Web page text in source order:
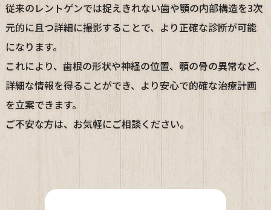
従来のレントゲンでは捉えきれない歯や顎の内部構造を3次
元的に且つ詳細に撮影することで、より正確な診断が可能
になります。
これにより、歯根の形状や神経の位置、顎の骨の異常など、
詳細な情報を得ることができ、より安心で的確な治療計画
を立案できます。
ご不安な方は、お気軽にご相談ください。